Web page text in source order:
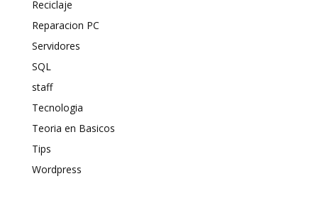
Reciclaje
Reparacion PC
Servidores
SQL
staff
Tecnologia
Teoria en Basicos
Tips
Wordpress